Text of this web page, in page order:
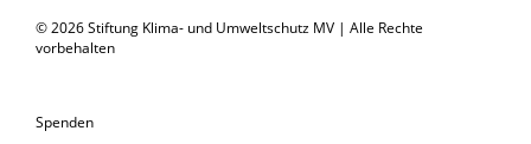
© 2026 Stiftung Klima- und Umweltschutz MV | Alle Rechte
vorbehalten
Spenden